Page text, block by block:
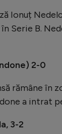
Ionuț
Serie B.
2-0
rămâne în
a intrat
3-2